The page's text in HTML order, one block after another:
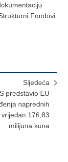
Fondovi
Sljedeća
predstavio EU
naprednih
176,83
milijuna kuna